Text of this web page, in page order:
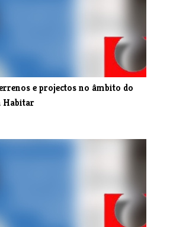
e projectos no âmbito do
Habitar